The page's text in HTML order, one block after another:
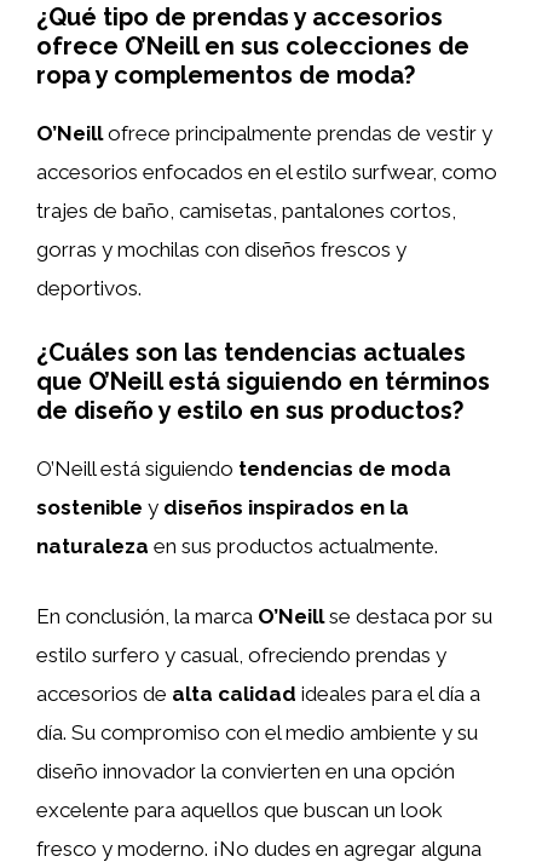
¿Qué tipo de prendas y accesorios
ofrece O’Neill en sus colecciones de
ropa y complementos de moda?
O’Neillofrece principalmente prendas de vestir y
accesorios enfocados en el estilo surfwear, como
trajes de baño, camisetas, pantalones cortos,
gorras y mochilas con diseños frescos y
deportivos.
¿Cuáles son las tendencias actuales
que O’Neill está siguiendo en términos
de diseño y estilo en sus productos?
O’Neill está siguiendo tendencias de moda
sostenible y diseños inspirados en la
naturaleza en sus productos actualmente.
En conclusión, la marca O’Neillse destaca por su
estilo surfero y casual, ofreciendo prendas y
accesorios de alta calidad ideales para el día a
día. Su compromiso con el medio ambiente y su
diseño innovador la convierten en una opción
excelente para aquellos que buscan un look
fresco y moderno. ¡No dudes en agregar alguna